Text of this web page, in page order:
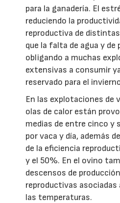
para la ganadería. El
reduciendo la
reproductiva de
que la falta de agua y
obligando a muchas
extensivas a consumir
reservado para el
En las explotaciones de
olas de calor están
medias de entre cinco y
por vaca y día, además
de la eficiencia
y el 50%. En el ovino
descensos de
reproductivas
las temperaturas.